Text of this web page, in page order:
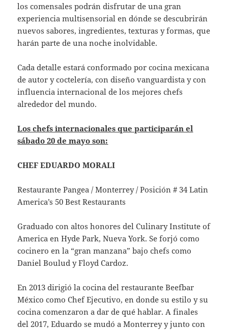
los comensales podrán disfrutar de una gran
experiencia multisensorial en dónde se descubrirán
nuevos sabores, ingredientes, texturas y formas, que
harán parte de una noche inolvidable.
Cada detalle estará conformado por cocina mexicana
de autor y coctelería, con diseño vanguardista y con
influencia internacional de los mejores chefs
alrededor del mundo.
Los chefs internacionales que participarán el
sábado 20 de mayo son:
CHEF EDUARDO MORALI
Restaurante Pangea / Monterrey / Posición # 34 Latin
America’s 50 Best Restaurants
Graduado con altos honores del Culinary Institute of
America en Hyde Park, Nueva York. Se forjó como
cocinero en la “gran manzana” bajo chefs como
Daniel Boulud y Floyd Cardoz.
En 2013 dirigió la cocina del restaurante Beefbar
México como Chef Ejecutivo, en donde su estilo y su
cocina comenzaron a dar de qué hablar. A finales
del 2017, Eduardo se mudó a Monterrey y junto con